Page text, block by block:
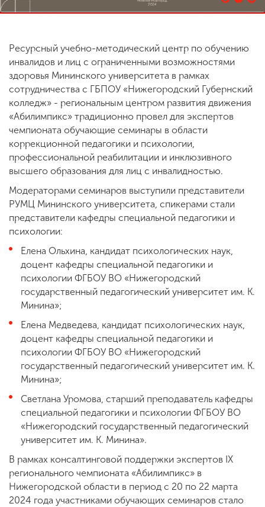
Ресурсный учебно-методический центр по обучению
инвалидов и лиц с ограниченными возможностями
здоровья Мининского университета в рамках
сотрудничества с ГБПОУ «Нижегородский Губернский
колледж» - региональным центром развития движения
«Абилимпикс» традиционно провел для экспертов
чемпионата обучающие семинары в области
коррекционной педагогики и психологии,
профессиональной реабилитации и инклюзивного
высшего образования для лиц с инвалидностью.
Модераторами семинаров выступили представители
РУМЦ Мининского университета, спикерами стали
представители кафедры специальной педагогики и
психологии:
Елена Ольхина, кандидат психологических наук,
доцент кафедры специальной педагогики и
психологии ФГБОУ ВО «Нижегородский
государственный педагогический университет им. К.
Минина»;
Елена Медведева, кандидат психологических наук,
доцент кафедры специальной педагогики и
психологии ФГБОУ ВО «Нижегородский
государственный педагогический университет им. К.
Минина»;
Светлана Уромова, старший преподаватель кафедры
специальной педагогики и психологии ФГБОУ ВО
«Нижегородский государственный педагогический
университет им. К. Минина».
В рамках консалтинговой поддержки экспертов IX
регионального чемпионата «Абилимпикс» в
Нижегородской области в период с 20 по 22 марта
2024 года участниками обучающих семинаров стало